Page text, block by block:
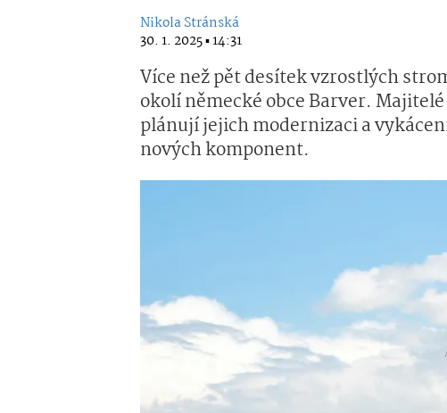
Nikola Stránská
30. 1. 2025 ▪ 14:31
Více než pět desítek vzrostlých
okolí německé obce Barver.
plánují jejich modernizaci a
nových komponent.